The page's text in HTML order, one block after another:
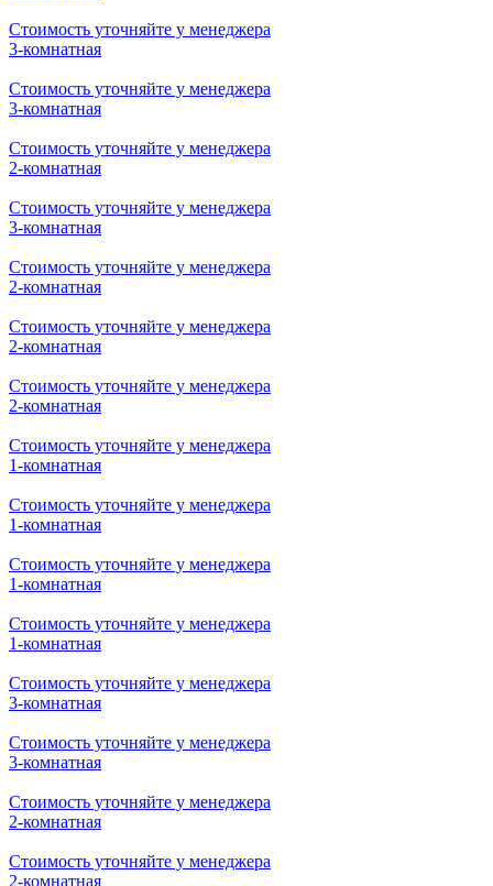
Стоимость уточняйте у менеджера
3-комнатная
Стоимость уточняйте у менеджера
3-комнатная
Стоимость уточняйте у менеджера
2-комнатная
Стоимость уточняйте у менеджера
3-комнатная
Стоимость уточняйте у менеджера
2-комнатная
Стоимость уточняйте у менеджера
2-комнатная
Стоимость уточняйте у менеджера
2-комнатная
Стоимость уточняйте у менеджера
1-комнатная
Стоимость уточняйте у менеджера
1-комнатная
Стоимость уточняйте у менеджера
1-комнатная
Стоимость уточняйте у менеджера
1-комнатная
Стоимость уточняйте у менеджера
3-комнатная
Стоимость уточняйте у менеджера
3-комнатная
Стоимость уточняйте у менеджера
2-комнатная
Стоимость уточняйте у менеджера
2-комнатная